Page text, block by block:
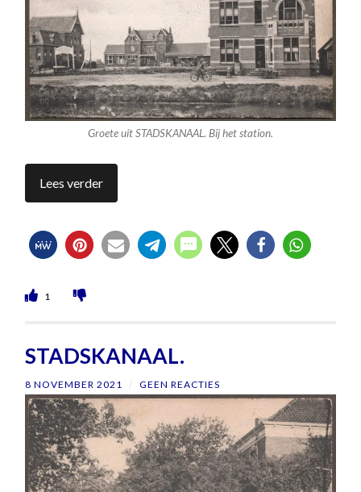
Groete uit STADSKANAAL. Bij het station.
Lees verder
1
STADSKANAAL.
8 NOVEMBER 2021 / GEEN REACTIES